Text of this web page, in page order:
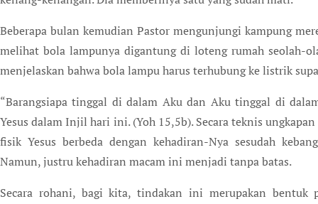
Beberapa bulan kemudian Pastor mengunjungi kampung
melihat bola lampunya digantung di loteng rumah seolah-
menjelaskan bahwa bola lampu harus terhubung ke listrik
“Barangsiapa tinggal di dalam Aku dan Aku tinggal di
Yesus dalam Injil hari ini. (Yoh 15,5b). Secara teknis
fisik Yesus berbeda dengan kehadiran-Nya sesudah
Namun, justru kehadiran macam ini menjadi tanpa batas.
Secara rohani, bagi kita, tindakan ini merupakan bentuk